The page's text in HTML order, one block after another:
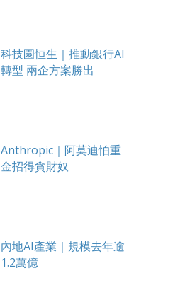
科技園恒生｜推動銀行AI
轉型 兩企方案勝出
Anthropic｜阿莫迪怕重
金招得貪財奴
內地AI產業｜規模去年逾
1.2萬億